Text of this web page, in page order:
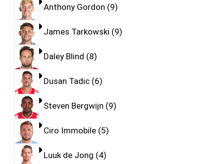
Anthony Gordon 9
James Tarkowski 9
Daley Blind 8
Dusan Tadic 6
Steven Bergwijn 9
Ciro Immobile 5
Luuk de Jong 4